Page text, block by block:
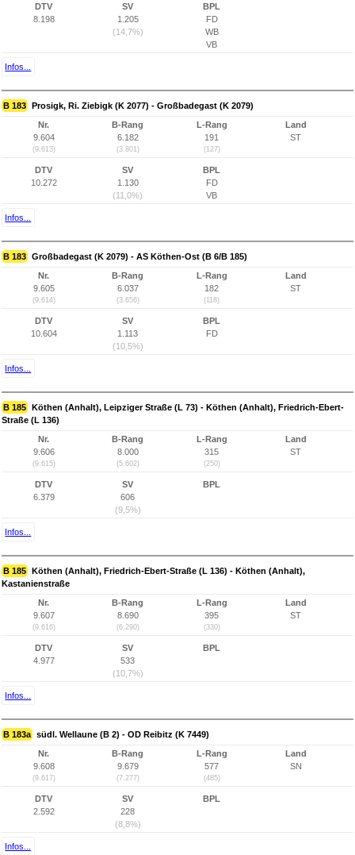
DTV
8.198
SV
1.205
(14,7%)
BPL
FD
WB
VB
Infos...
B 183 Prosigk, Ri. Ziebigk (K 2077) - Großbadegast (K 2079)
Nr.
9.604
(9.613)
B-Rang
6.182
(3.801)
L-Rang
191
(127)
Land
ST
DTV
10.272
SV
1.130
(11,0%)
BPL
FD
VB
Infos...
B 183 Großbadegast (K 2079) - AS Köthen-Ost (B 6/B 185)
Nr.
9.605
(9.614)
B-Rang
6.037
(3.656)
L-Rang
182
(118)
Land
ST
DTV
10.604
SV
1.113
(10,5%)
BPL
FD
Infos...
B 185 Köthen (Anhalt), Leipziger Straße (L 73) - Köthen (Anhalt), Friedrich-Ebert-
Straße (L 136)
Nr.
9.606
(9.615)
B-Rang
8.000
(5.602)
L-Rang
315
(250)
Land
ST
DTV
6.379
SV
606
(9,5%)
BPL
Infos...
B 185 Köthen (Anhalt), Friedrich-Ebert-Straße (L 136) - Köthen (Anhalt),
Kastanienstraße
Nr.
9.607
(9.616)
B-Rang
8.690
(6.290)
L-Rang
395
(330)
Land
ST
DTV
4.977
SV
533
(10,7%)
BPL
Infos...
B 183a südl. Wellaune (B 2) - OD Reibitz (K 7449)
Nr.
9.608
(9.617)
B-Rang
9.679
(7.277)
L-Rang
577
(485)
Land
SN
DTV
2.592
SV
228
(8,8%)
BPL
Infos...